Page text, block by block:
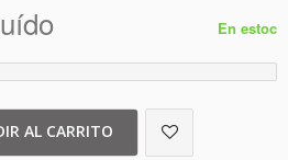
En estoc
AL CARRITO